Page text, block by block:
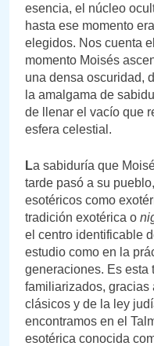
esencia, el núcleo
hasta ese momento
elegidos. Nos cuenta
momento Moisés
una densa oscuridad,
la amalgama de
de llenar el vacío que
esfera celestial.
La sabiduría que
tarde pasó a su
esotéricos como
tradición exotérica o
el centro identificable
estudio como en la
generaciones. Es esta
familiarizados, gracias
clásicos y de la ley
encontramos en el
esotérica conocida